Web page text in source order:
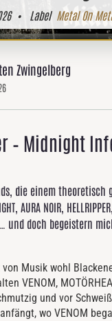
• Label Metal On
Zwingelberg
– Midnight
die einem theoretisch
AURA NOIR,
doch begeistern mich
Musik wohl
VENOM,
und vor
wo VENOM